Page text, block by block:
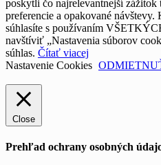
poskytli čo najrelevantnejší zážitok
preferencie a opakované
súhlasíte s používaním
navštíviť „Nastavenia súborov
súhlas. Čítať viacej
Nastavenie Cookies
Close
Prehľad ochrany osobných